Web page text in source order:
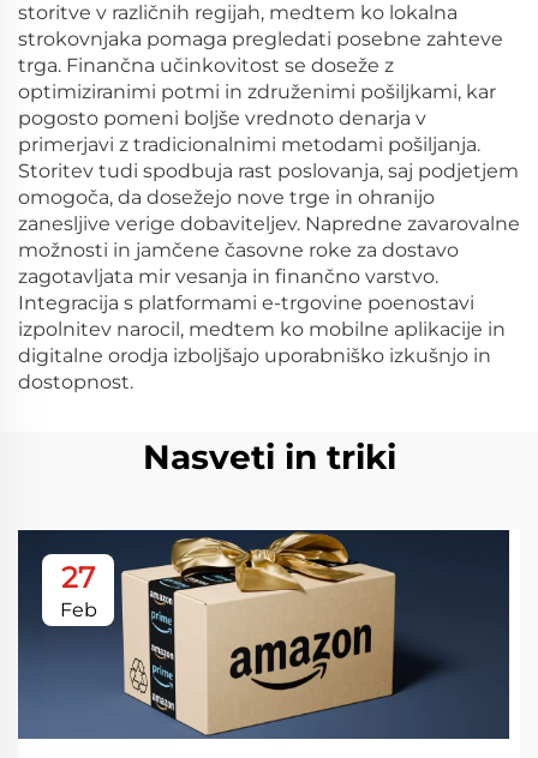
storitve v različnih regijah, medtem ko lokalna
strokovnjaka pomaga pregledati posebne zahteve
trga. Finančna učinkovitost se doseže z
optimiziranimi potmi in združenimi pošiljkami, kar
pogosto pomeni boljše vrednoto denarja v
primerjavi z tradicionalnimi metodami pošiljanja.
Storitev tudi spodbuja rast poslovanja, saj podjetjem
omogoča, da dosežejo nove trge in ohranijo
zanesljive verige dobaviteljev. Napredne zavarovalne
možnosti in jamčene časovne roke za dostavo
zagotavljata mir vesanja in finančno varstvo.
Integracija s platformami e-trgovine poenostavi
izpolnitev narocil, medtem ko mobilne aplikacije in
digitalne orodja izboljšajo uporabniško izkušnjo in
dostopnost.
Nasveti in triki
27
Feb